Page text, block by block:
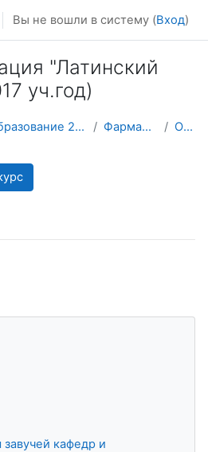
Вы не вошли в систему (Вход)
"Латинский
уч.год)
Образование 2025-2026 уч.год Фармация (архив) О курсе
кафедр и